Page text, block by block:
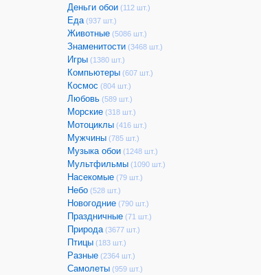
Деньги обои (112 шт.)
Еда (937 шт.)
Животные (5086 шт.)
Знаменитости (3468 шт.)
Игры (1380 шт.)
Компьютеры (607 шт.)
Космос (804 шт.)
Любовь (589 шт.)
Морские (318 шт.)
Мотоциклы (416 шт.)
Мужчины (785 шт.)
Музыка обои (1248 шт.)
Мультфильмы (1090 шт.)
Насекомые (79 шт.)
Небо (528 шт.)
Новогодние (790 шт.)
Праздничные (71 шт.)
Природа (3677 шт.)
Птицы (183 шт.)
Разные (2364 шт.)
Самолеты (959 шт.)